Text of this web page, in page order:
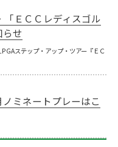
「ＥＣＣレディスゴル
らせ
ステップ・アップ・ツアー『ＥＣ
ミネートプレーはこ